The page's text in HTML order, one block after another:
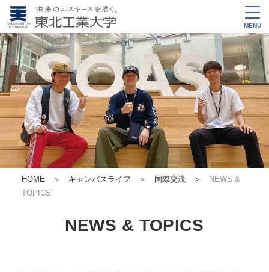
MENU
HOME ＞ キャンパスライフ ＞ 国際交流＞
NEWS &
TOPICS
NEWS & TOPICS